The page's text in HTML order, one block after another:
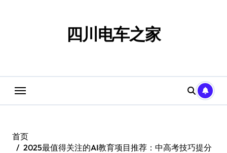
四川电车之家
首页
2025最值得关注的AI教育项目推荐：中高考技巧提分